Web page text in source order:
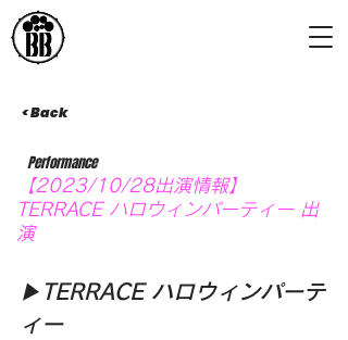
< Back
Performance
【2023/10/28出演情報】
TERRACE ハロウィンパーティー 出
演
▶︎TERRACE ハロウィンパーテ
ィー